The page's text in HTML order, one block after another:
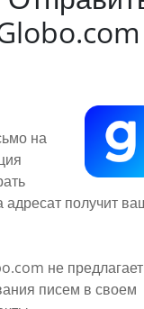
на
адресат получит
не предлагает
писем в своем